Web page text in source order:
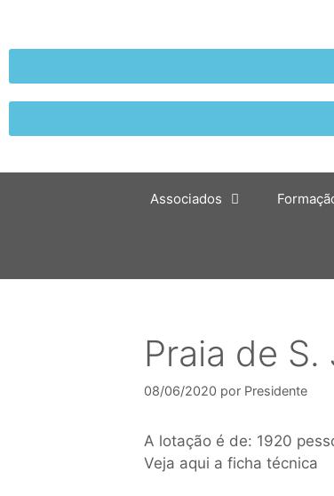
Associados
Praia de
08/06/2020 por Presidente
A lotação é de: 1920
Veja aqui a ficha técnica